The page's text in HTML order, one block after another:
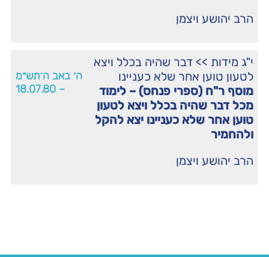
הרב יהושע ויצמן
י"ג מידות >> דבר שהיה בכלל ויצא
לטעון טוען אחר שלא כעניינו
מוסף ר"ח (ספרי פנחס) – לימוד
מכל דבר שהיה בכלל ויצא לטעון
טוען אחר שלא כעניינו יצא להקל
ולהחמיר
הרב יהושע ויצמן
ה׳ באב ה׳תש״מ
– 18.07.80